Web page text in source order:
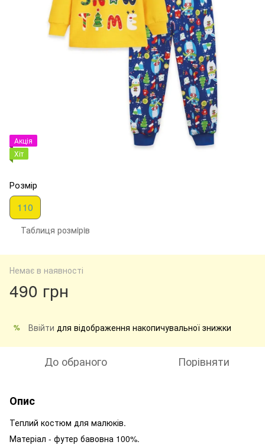
Акція
Хіт
Розмір
110
Таблиця розмiрiв
Немає в наявності
490 грн
% Ввійти для відображення накопичувальної знижки
До обраного Порівняти
Опис
Теплий костюм для малюків.
Матеріал - футер бавовна 100%.